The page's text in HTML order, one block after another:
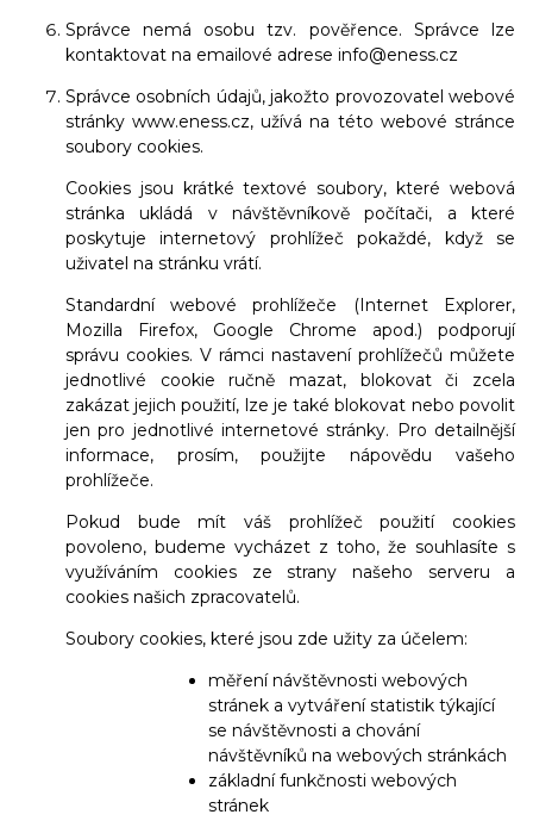
Správce nemá osobu tzv. pověřence. Správce lze
kontaktovat na emailové adrese info@eness.cz
Správce osobních údajů, jakožto provozovatel webové
stránky www.eness.cz, užívá na této webové stránce
soubory cookies.
Cookies jsou krátké textové soubory, které webová
stránka ukládá v návštěvníkově počítači, a které
poskytuje internetový prohlížeč pokaždé, když se
uživatel na stránku vrátí.
Standardní webové prohlížeče (Internet Explorer,
Mozilla Firefox, Google Chrome apod.) podporují
správu cookies. V rámci nastavení prohlížečů můžete
jednotlivé cookie ručně mazat, blokovat či zcela
zakázat jejich použití, lze je také blokovat nebo povolit
jen pro jednotlivé internetové stránky. Pro detailnější
informace, prosím, použijte nápovědu vašeho
prohlížeče.
Pokud bude mít váš prohlížeč použití cookies
povoleno, budeme vycházet z toho, že souhlasíte s
využíváním cookies ze strany našeho serveru a
cookies našich zpracovatelů.
Soubory cookies, které jsou zde užity za účelem:
měření návštěvnosti webových
stránek a vytváření statistik týkající
se návštěvnosti a chování
návštěvníků na webových stránkách
základní funkčnosti webových
stránek